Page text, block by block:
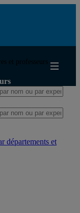
et professeurs
départements et